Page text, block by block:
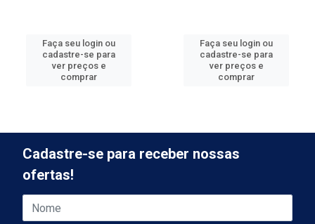
Faça seu login ou
cadastre-se para
ver preços e
comprar
Faça seu login ou
cadastre-se para
ver preços e
comprar
Cadastre-se para receber nossas
ofertas!